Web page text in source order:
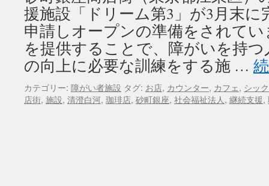
援施設「ドリーム第3」が3月末
申請しオープンの準備をされて
を提供することで、障がいを持
の向上に必要な訓練をする施 …
カテゴリー: 障がい者施設 タグ: お店, カウンター, カフェ, シック
店街, 施設, 清澄白河, 珈琲店, 砂町銀座, 社会福祉法人, 継続支援,